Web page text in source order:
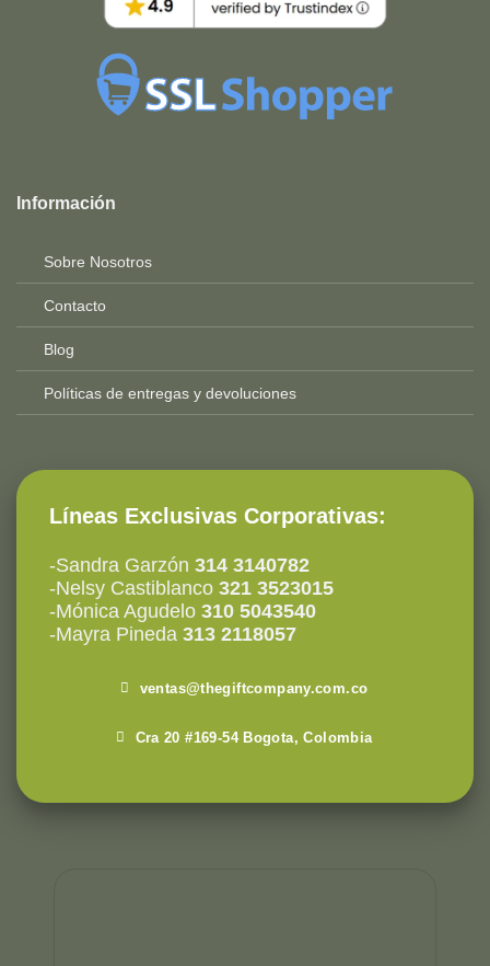
2025-
Información
Sobre Nosotros
Contacto
Blog
Políticas de entregas y devoluciones
Líneas Exclusivas Corporativas:
-Sandra Garzón 314 3140782
-Nelsy Castiblanco 321 3523015
-Mónica Agudelo 310 5043540
-Mayra Pineda 313 2118057
ventas@thegiftcompany.com.co
Cra 20 #169-54 Bogota, Colombia